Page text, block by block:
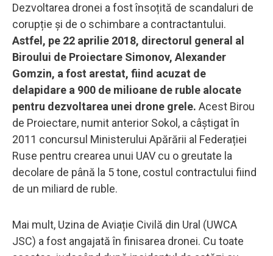
Dezvoltarea dronei a fost însoțită de scandaluri de
corupție și de o schimbare a contractantului.
Astfel, pe 22 aprilie 2018, directorul general al
Biroului de Proiectare Simonov, Alexander
Gomzin, a fost arestat, fiind acuzat de
delapidare a 900 de milioane de ruble alocate
pentru dezvoltarea unei drone grele. Acest Birou
de Proiectare, numit anterior Sokol, a câștigat în
2011 concursul Ministerului Apărării al Federației
Ruse pentru crearea unui UAV cu o greutate la
decolare de până la 5 tone, costul contractului fiind
de un miliard de ruble.
Mai mult, Uzina de Aviație Civilă din Ural (UWCA
JSC) a fost angajată în finisarea dronei. Cu toate